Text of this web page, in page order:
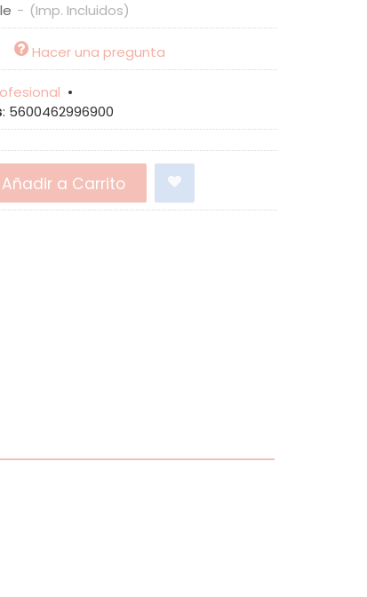
- (Imp. Incluidos)
Hacer una pregunta
•
: 5600462996900
Añadir a Carrito